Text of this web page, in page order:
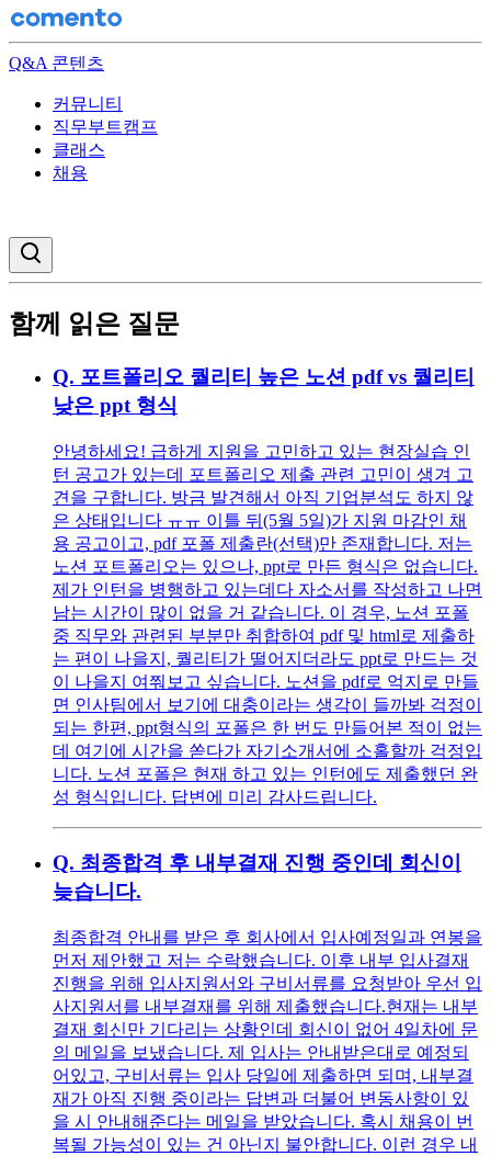
Q&A 콘텐츠
커뮤니티
직무부트캠프
클래스
채용
함께 읽은 질문
Q. 포트폴리오 퀄리티 높은 노션 pdf vs 퀄리티
낮은 ppt 형식
안녕하세요! 급하게 지원을 고민하고 있는 현장실습 인
턴 공고가 있는데 포트폴리오 제출 관련 고민이 생겨 고
견을 구합니다. 방금 발견해서 아직 기업분석도 하지 않
은 상태입니다 ㅠㅠ 이틀 뒤(5월 5일)가 지원 마감인 채
용 공고이고, pdf 포폴 제출란(선택)만 존재합니다. 저는
노션 포트폴리오는 있으나, ppt로 만든 형식은 없습니다.
제가 인턴을 병행하고 있는데다 자소서를 작성하고 나면
남는 시간이 많이 없을 거 같습니다. 이 경우, 노션 포폴
중 직무와 관련된 부분만 취합하여 pdf 및 html로 제출하
는 편이 나을지, 퀄리티가 떨어지더라도 ppt로 만드는 것
이 나을지 여쭤보고 싶습니다. 노션을 pdf로 억지로 만들
면 인사팀에서 보기에 대충이라는 생각이 들까봐 걱정이
되는 한편, ppt형식의 포폴은 한 번도 만들어본 적이 없는
데 여기에 시간을 쏟다가 자기소개서에 소홀할까 걱정입
니다. 노션 포폴은 현재 하고 있는 인턴에도 제출했던 완
성 형식입니다. 답변에 미리 감사드립니다.
Q. 최종합격 후 내부결재 진행 중인데 회신이
늦습니다.
최종합격 안내를 받은 후 회사에서 입사예정일과 연봉을
먼저 제안했고 저는 수락했습니다. 이후 내부 입사결재
진행을 위해 입사지원서와 구비서류를 요청받아 우선 입
사지원서를 내부결재를 위해 제출했습니다.현재는 내부
결재 회신만 기다리는 상황인데 회신이 없어 4일차에 문
의 메일을 보냈습니다. 제 입사는 안내받은대로 예정되
어있고, 구비서류는 입사 당일에 제출하면 되며, 내부결
재가 아직 진행 중이라는 답변과 더불어 변동사항이 있
을 시 안내해준다는 메일을 받았습니다. 혹시 채용이 번
복될 가능성이 있는 건 아닌지 불안합니다. 이런 경우 내